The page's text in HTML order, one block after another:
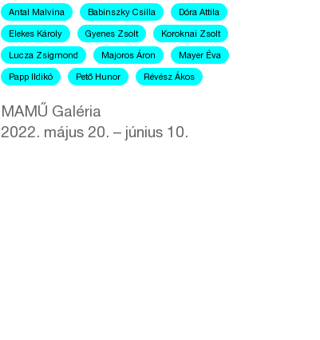
Antal Malvina Babinszky Csilla Dóra Attila
Elekes Károly Gyenes Zsolt Koroknai Zsolt
Lucza Zsigmond Majoros Áron Mayer Éva
Papp Ildikó Pető Hunor Révész Ákos
MAMŰ Galéria
2022. május 20. – június 10.